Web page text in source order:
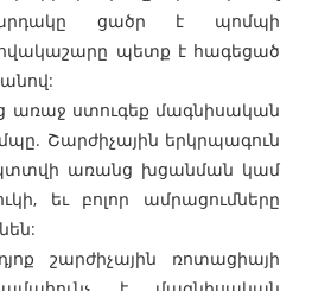
ցածր է պոմպի
պետք է հագեցած
առաջ ստուգեք մագնիսական
Շարժիչային երկրպագուն
առանց խցանման կամ
եւ բոլոր ամրացումները
շարժիչային ռոտացիայի